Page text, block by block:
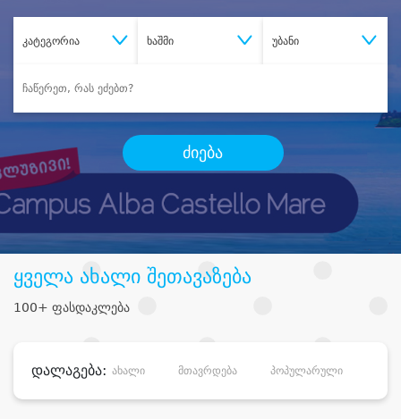
კატეგორია ხაშმი უბანი
ძიება
ყველა ახალი შეთავაზება
100+ ფასდაკლება
დალაგება: ახალი მთავრდება პოპულარული